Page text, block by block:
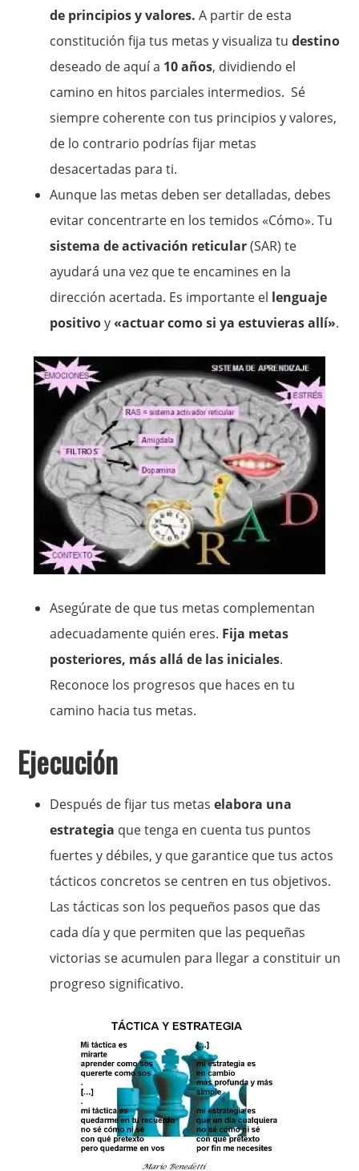
de principios y valores. A partir de esta
constitución fija tus metas y visualiza tudestino
deseado de aquí a 10 años, dividiendo el
camino en hitos parciales intermedios. Sé
siempre coherente con tus principios y valores,
de lo contrario podrías fijar metas
desacertadas para ti.
Aunque las metas deben ser detalladas, debes
evitar concentrarte en los temidos «Cómo». Tu
sistema de activación reticular(SAR) te
ayudará una vez que te encamines en la
dirección acertada. Es importante el lenguaje
positivoy«actuar como si ya estuvieras allí».
Asegúrate de que tus metas complementan
adecuadamente quién eres. Fija metas
posteriores, más allá de las iniciales.
Reconoce los progresos que haces en tu
camino hacia tus metas.
Ejecución
Después de fijar tus metaselabora una
estrategia que tenga en cuenta tus puntos
fuertes y débiles, y que garantice que tus actos
tácticos concretos se centren en tus objetivos.
Las tácticas son los pequeños pasos que das
cada día y que permiten que las pequeñas
victorias se acumulen para llegar a constituir un
progreso significativo.